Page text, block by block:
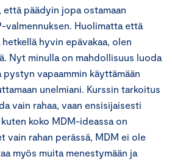
päädyin jopa ostamaan
valmennuksen. Huolimatta että
hyvin epävakaa, olen
Nyt minulla on mahdollisuus luoda
pystyn vapaammin käyttämään
unelmiani. Kurssin tarkoitus
vain rahaa, vaan ensisijaisesti
koko MDM-ideassa on
vain rahan perässä, MDM ei ole
myös muita menestymään ja